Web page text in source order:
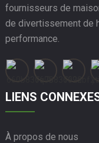
fournisseurs de
de divertissement de
performance.
LIENS
À propos de nous